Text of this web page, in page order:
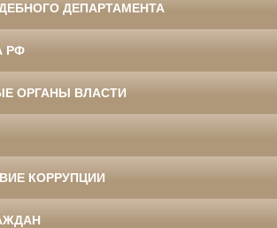
ДЕПАРТАМЕНТА
РФ
ОРГАНЫ ВЛАСТИ
КОРРУПЦИИ